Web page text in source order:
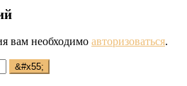
вам необходимо авторизоваться.